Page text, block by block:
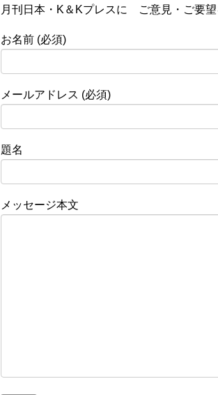
月刊日本・K＆Kプレスに ご意見・ご要望
お名前 (必須)
メールアドレス (必須)
題名
メッセージ本文